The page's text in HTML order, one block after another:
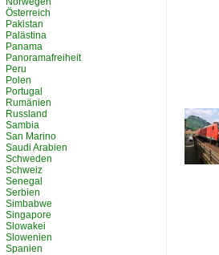
Österreich
Pakistan
Palästina
Panama
Panoramafreiheit
Peru
Polen
Portugal
Rumänien
Russland
Sambia
San Marino
Saudi Arabien
Schweden
Schweiz
Senegal
Serbien
Simbabwe
Singapore
Slowakei
Slowenien
Spanien